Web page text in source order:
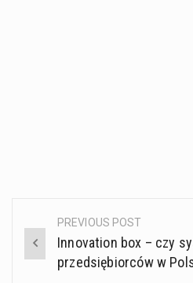
Post
navigation
PREVIOUS POST
Innovation box – czy
przedsiębiorców w